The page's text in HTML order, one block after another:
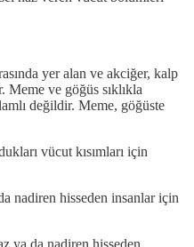
yer alan ve akciğer, kalp
Meme ve göğüs sıklıkla
değildir. Meme, göğüste
vücut kısımları için
nadiren hisseden insanlar için